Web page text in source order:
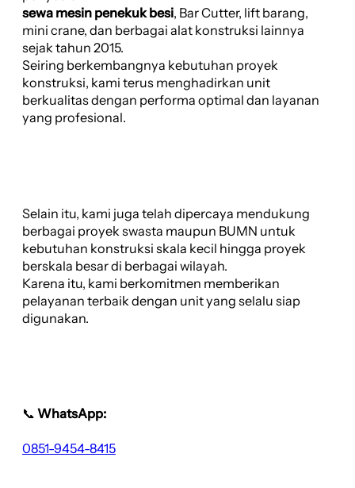
sewa mesin penekuk besi, Bar Cutter, lift barang,
mini crane, dan berbagai alat konstruksi lainnya
sejak tahun 2015.
Seiring berkembangnya kebutuhan proyek
konstruksi, kami terus menghadirkan unit
berkualitas dengan performa optimal dan layanan
yang profesional.
Selain itu, kami juga telah dipercaya mendukung
berbagai proyek swasta maupun BUMN untuk
kebutuhan konstruksi skala kecil hingga proyek
berskala besar di berbagai wilayah.
Karena itu, kami berkomitmen memberikan
pelayanan terbaik dengan unit yang selalu siap
digunakan.
📞 WhatsApp:
0851-9454-8415